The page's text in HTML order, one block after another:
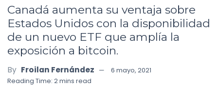
Canadá aumenta su ventaja sobre
Estados Unidos con la disponibilidad
de un nuevo ETF que amplía la
exposición a bitcoin.
By Froilan Fernández
6 mayo, 2021
Reading Time: 2 mins read